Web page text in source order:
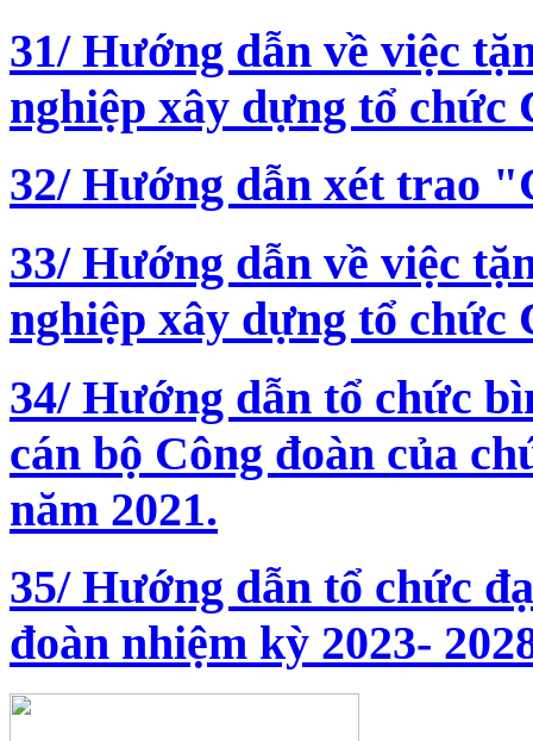
31/ Hướng dẫn về việc
nghiệp xây dựng tổ chức
32/ Hướng dẫn xét trao
33/ Hướng dẫn về việc
nghiệp xây dựng tổ chức
34/ Hướng dẫn tổ chức
cán bộ Công đoàn của
năm 2021.
35/ Hướng dẫn tổ chức
đoàn nhiệm kỳ 2023-